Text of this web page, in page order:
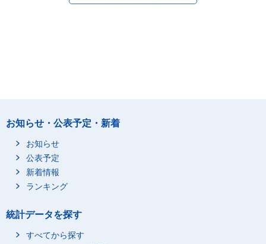
お知らせ・公表予定・新着
お知らせ
公表予定
新着情報
ランキング
統計データを探す
すべてから探す